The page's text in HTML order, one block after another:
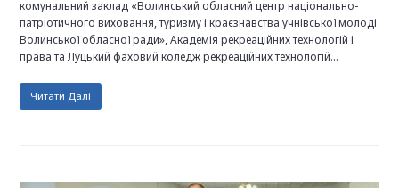
комунальний заклад «Волинський обласний центр національно-
патріотичного виховання, туризму і краєзнавства учнівської молоді
Волинської обласної ради», Академія рекреаційних технологій і
права та Луцький фаховий коледж рекреаційних технологій…
Читати Далі